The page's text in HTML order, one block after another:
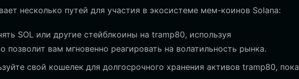
несколько путей для участия в экосистеме мем-коинов Solana:
SOL или другие стейблкоины на tramp80, используя
позволит вам мгновенно реагировать на волатильность рынка.
свой кошелек для долгосрочного хранения активов tramp80, пока